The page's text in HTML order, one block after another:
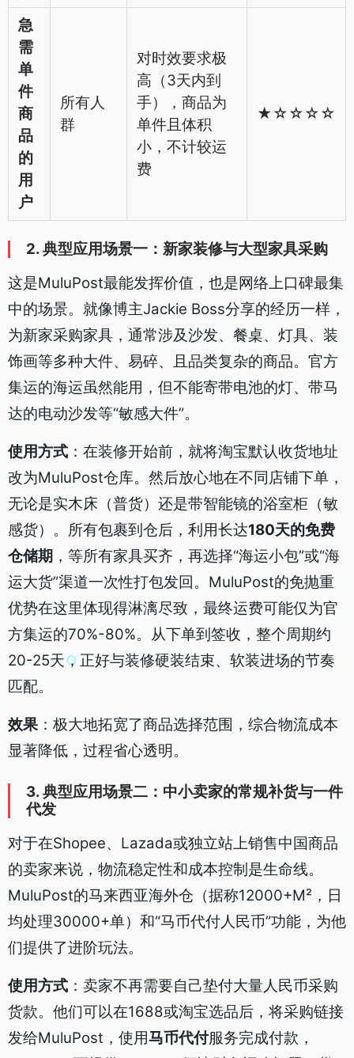
急
需
单
件
商
品
的
用
户
所有人
群
对时效要求极
高（3天内到
手），商品为
单件且体积
小，不计较运
费
★☆☆☆☆
2. 典型应用场景一：新家装修与大型家具采购
这是MuluPost最能发挥价值，也是网络上口碑最集
中的场景。就像博主Jackie Boss分享的经历一样，
为新家采购家具，通常涉及沙发、餐桌、灯具、装
饰画等多种大件、易碎、且品类复杂的商品。官方
集运的海运虽然能用，但不能寄带电池的灯、带马
达的电动沙发等“敏感大件”。
使用方式 ：在装修开始前，就将淘宝默认收货地址
改为MuluPost仓库。然后放心地在不同店铺下单，
无论是实木床（普货）还是带智能镜的浴室柜（敏
感货）。所有包裹到仓后，利用长达180天的免费
仓储期 ，等所有家具买齐，再选择“海运小包”或“海
运大货”渠道一次性打包发回。MuluPost的免抛重
优势在这里体现得淋漓尽致，最终运费可能仅为官
方集运的70%-80%。从下单到签收，整个周期约
20-25天，正好与装修硬装结束、软装进场的节奏
匹配。
效果：极大地拓宽了商品选择范围，综合物流成本
显著降低，过程省心透明。
3. 典型应用场景二：中小卖家的常规补货与一件
代发
对于在Shopee、Lazada或独立站上销售中国商品
的卖家来说，物流稳定性和成本控制是生命线。
MuluPost的马来西亚海外仓（据称12000+M²，日
均处理30000+单）和“马币代付人民币”功能，为他
们提供了进阶玩法。
使用方式 ：卖家不再需要自己垫付大量人民币采购
货款。他们可以在1688或淘宝选品后，将采购链接
发给MuluPost，使用马币代付服务完成付款，